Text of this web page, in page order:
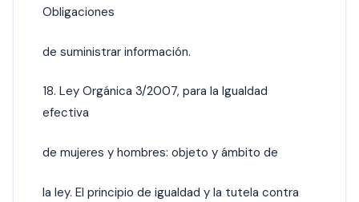
Obligaciones
de suministrar información.
18. Ley Orgánica 3/2007, para la Igualdad
efectiva
de mujeres y hombres: objeto y ámbito de
la ley. El principio de igualdad y la tutela contra